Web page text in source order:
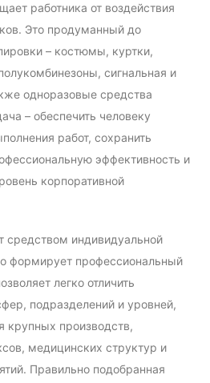
работника от воздействия
Это продуманный до
– костюмы, куртки,
сигнальная и
одноразовые средства
– обеспечить человеку
работ, сохранить
эффективность и
корпоративной
средством индивидуальной
формирует профессиональный
легко отличить
подразделений и уровней,
крупных производств,
медицинских структур и
Правильно подобранная